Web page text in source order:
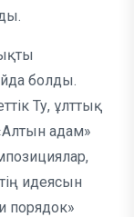
болды.
Ту, ұлттық
адам»
идеясын
порядок»